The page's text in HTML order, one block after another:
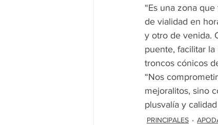
“Es una zona
de vialidad en
y otro de venida.
puente, facilitar
troncos cónicos
“Nos
mejoralitos, sino
plusvalía y
PRINCIPALES